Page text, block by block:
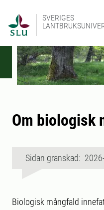
SVERIGES
Om biologisk
Sidan granskad:
Biologisk mångfald